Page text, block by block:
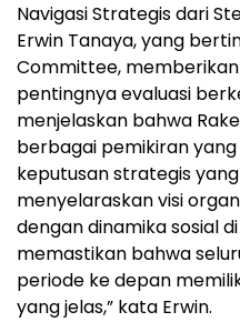
Navigasi Strategis dari
Erwin Tanaya, yang
Committee,
pentingnya evaluasi
menjelaskan bahwa
berbagai pemikiran
keputusan strategis
menyelaraskan visi
dengan dinamika sosial
memastikan bahwa
periode ke depan
yang jelas,” kata Erwin.